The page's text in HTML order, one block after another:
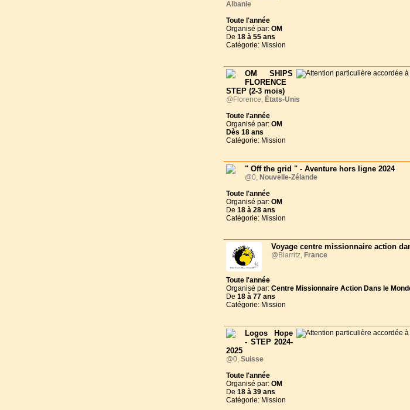
Albanie
Toute l'année
Organisé par: OM
De 18 à 55 ans
Catégorie: Mission
OM SHIPS
FLORENCE
STEP (2-3 mois)
@Florence, États-Unis
Toute l'année
Organisé par: OM
Dès 18 ans
Catégorie: Mission
" Off the grid " - Aventure hors ligne 2024
@0, Nouvelle-Zélande
Toute l'année
Organisé par: OM
De 18 à 28 ans
Catégorie: Mission
Voyage centre missionnaire action
@Biarritz, France
Toute l'année
Organisé par: Centre Missionnaire Action Dans le
De 18 à 77 ans
Catégorie: Mission
Logos Hope
- STEP 2024-
2025
@0, Suisse
Toute l'année
Organisé par: OM
De 18 à 39 ans
Catégorie: Mission